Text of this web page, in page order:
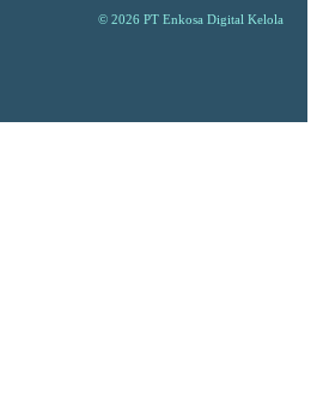
© 2026 PT Enkosa Digital Kelola